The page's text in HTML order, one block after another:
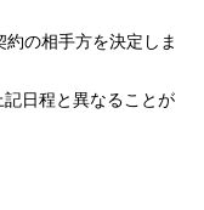
の相手方を決定しま
日程と異なることが